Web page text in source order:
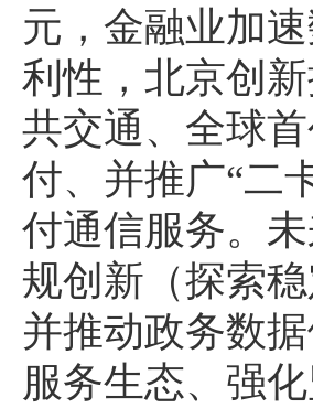
元，金融业加
利性，北京创
共交通、全球
付、并推广“二
付通信服务。
规创新（探索
并推动政务数
服务生态、强